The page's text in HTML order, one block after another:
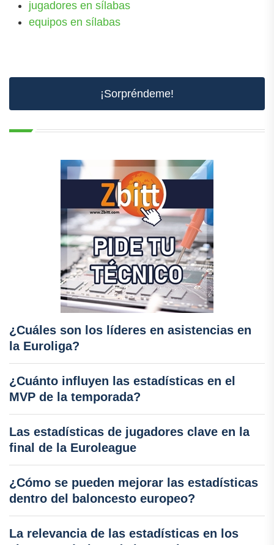
jugadores en sílabas
equipos en sílabas
¡Sorpréndeme!
¿Cuáles son los líderes en asistencias en
la Euroliga?
¿Cuánto influyen las estadísticas en el
MVP de la temporada?
Las estadísticas de jugadores clave en la
final de la Euroleague
¿Cómo se pueden mejorar las estadísticas
dentro del baloncesto europeo?
La relevancia de las estadísticas en los